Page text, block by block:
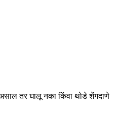
तर घालू नका किंवा थोडे शेंगदाणे